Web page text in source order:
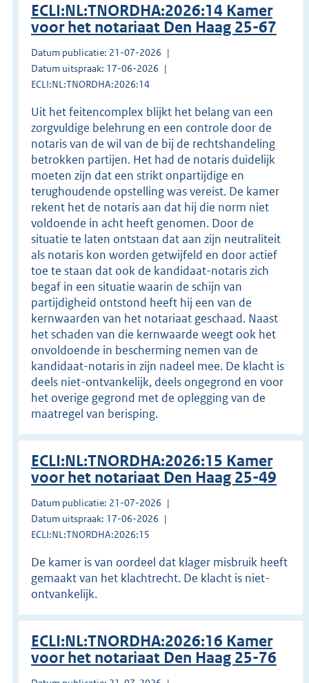
ECLI:NL:TNORDHA:2026:14 Kamer
voor het notariaat Den Haag 25-67
Datum publicatie: 21-07-2026
Datum uitspraak: 17-06-2026
ECLI:NL:TNORDHA:2026:14
Uit het feitencomplex blijkt het belang van een
zorgvuldige belehrung en een controle door de
notaris van de wil van de bij de rechtshandeling
betrokken partijen. Het had de notaris duidelijk
moeten zijn dat een strikt onpartijdige en
terughoudende opstelling was vereist. De kamer
rekent het de notaris aan dat hij die norm niet
voldoende in acht heeft genomen. Door de
situatie te laten ontstaan dat aan zijn neutraliteit
als notaris kon worden getwijfeld en door actief
toe te staan dat ook de kandidaat-notaris zich
begaf in een situatie waarin de schijn van
partijdigheid ontstond heeft hij een van de
kernwaarden van het notariaat geschaad. Naast
het schaden van die kernwaarde weegt ook het
onvoldoende in bescherming nemen van de
kandidaat-notaris in zijn nadeel mee. De klacht is
deels niet-ontvankelijk, deels ongegrond en voor
het overige gegrond met de oplegging van de
maatregel van berisping.
ECLI:NL:TNORDHA:2026:15 Kamer
voor het notariaat Den Haag 25-49
Datum publicatie: 21-07-2026
Datum uitspraak: 17-06-2026
ECLI:NL:TNORDHA:2026:15
De kamer is van oordeel dat klager misbruik heeft
gemaakt van het klachtrecht. De klacht is niet-
ontvankelijk.
ECLI:NL:TNORDHA:2026:16 Kamer
voor het notariaat Den Haag 25-76